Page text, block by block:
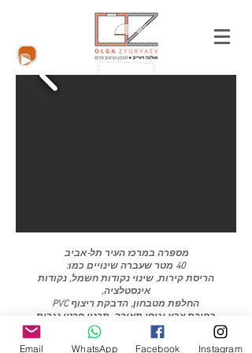
מספרה במרכז העיר תל-אביב
40 מטר שעברה שינויים כמו:
הריסת קירות, שינוי נקודות חשמל, נקודות
אינסטלציה,
החלפת מטבחון, הדבקת ריצוף PVC
בחירת צבע וגופי תאורה, תכנון פרטי נגרות
Email WhatsApp Facebook Instagram